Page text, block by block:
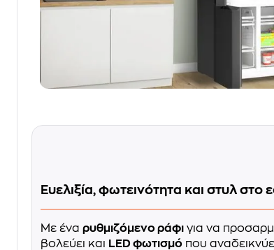
Ευελιξία, φωτεινότητα και στυλ στο
Με ένα ρυθμιζόμενο ράφι για να
βολεύει και LED φωτισμό που